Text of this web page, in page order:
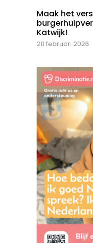
Maak het
Katwijk!
20 februari 2026